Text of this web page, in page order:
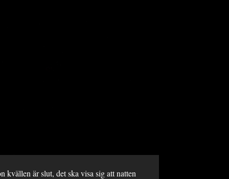
kvällen är slut, det ska visa sig att natten